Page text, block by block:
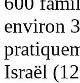
environ
Israël